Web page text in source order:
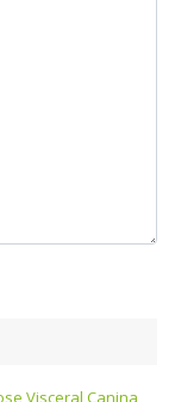
Visceral Canina